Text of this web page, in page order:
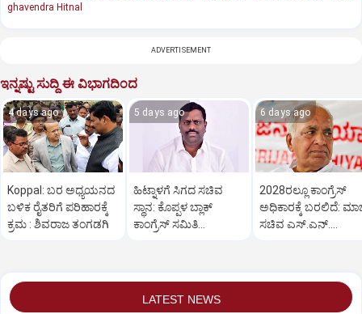
ghavendra Hitnal
ADVERTISEMENT
ಇನ್ನಷ್ಟು ಸುದ್ದಿ ಈ ವಿಭಾಗದಿಂದ
4 days ago
Koppal: ಬರ ಅಧ್ಯಯನದ
ಬಳಿಕ ರೈತರಿಗೆ ಪರಿಹಾರಕ್ಕೆ
ಕ್ರಮ : ಶಿವರಾಜ ತಂಗಡಗಿ
5 days ago
ಹಿಟ್ನಾಳಗೆ ಸಿಗದ ಸಚಿವ
ಸ್ಥಾನ: ಕೊಪ್ಪಳ ಬ್ಲಾಕ್
ಕಾಂಗ್ರೆಸ್ ಸಮಿತಿ
6 days ago
2028ರಲ್ಲೂ ಕಾಂಗ್ರೆಸ್
ಅಧಿಕಾರಕ್ಕೆ ಬರಲಿದೆ:
ಸಚಿವ ಎಸ್.ಎನ್.
LATEST NEWS